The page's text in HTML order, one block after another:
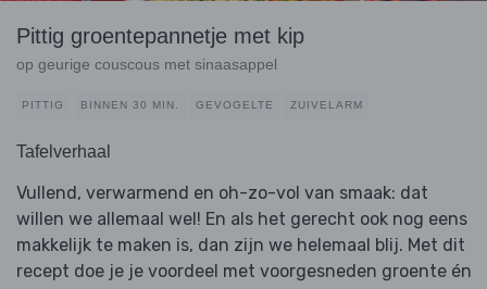
Pittig groentepannetje met kip
op geurige couscous met sinaasappel
PITTIG BINNEN 30 MIN. GEVOGELTE ZUIVELARM
Tafelverhaal
Vullend, verwarmend en oh-zo-vol van smaak: dat
willen we allemaal wel! En als het gerecht ook nog eens
makkelijk te maken is, dan zijn we helemaal blij. Met dit
recept doe je je voordeel met voorgesneden groente én